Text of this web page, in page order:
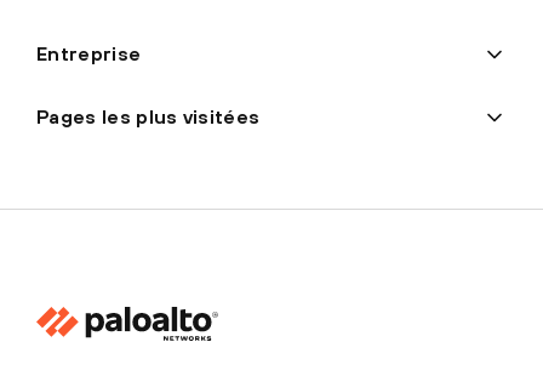
Entreprise
Pages les plus visitées